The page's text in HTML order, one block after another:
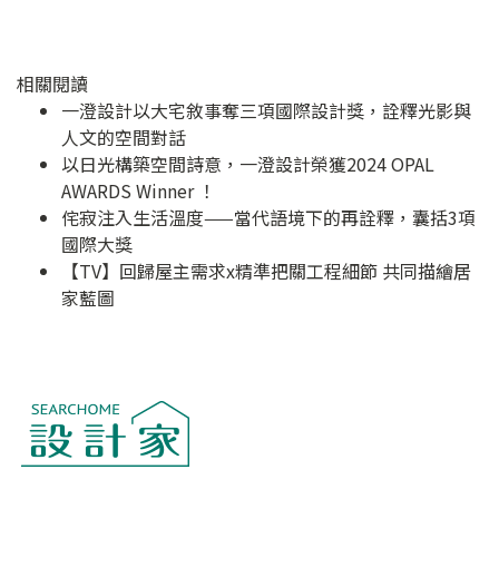
相關閱讀
一澄設計以大宅敘事奪三項國際設計獎，詮釋光影與
人文的空間對話
以日光構築空間詩意，一澄設計榮獲2024 OPAL
AWARDS Winner ！
侘寂注入生活溫度——當代語境下的再詮釋，囊括3項
國際大獎
【TV】回歸屋主需求x精準把關工程細節 共同描繪居
家藍圖